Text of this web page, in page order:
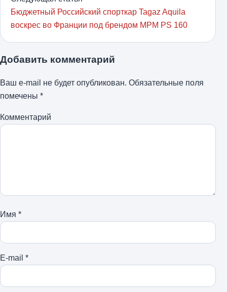
Бюджетный Российский спорткар Tagaz Aquila
воскрес во Франции под брендом MPM PS 160
Добавить комментарий
Ваш e-mail не будет опубликован. Обязательные поля
помечены *
Комментарий
Имя *
E-mail *